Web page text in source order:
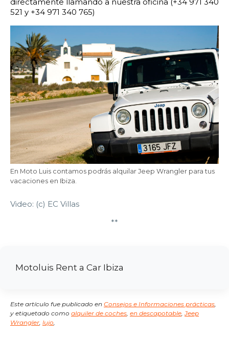
521 y +34 971 340 765)
En Moto Luis contamos podrás alquilar Jeep Wrangler para tus
vacaciones en Ibiza.
Video: (c) EC Villas
**
Motoluis Rent a Car Ibiza
Este artículo fue publicado en Consejos e Informaciones prácticas
y etiquetado como alquiler de coches en descapotable ,Jeep
Wrangler lujo